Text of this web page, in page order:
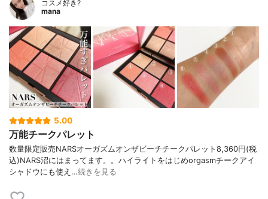
コスメ好き?
mana
5.00
万能チークパレット
数量限定販売NARSオーガズムオンザビーチチークパレット8,360円(税
込)NARS沼にはまってます。。ハイライトをはじめorgasmチークアイ
シャドウにも使え…続きを見る